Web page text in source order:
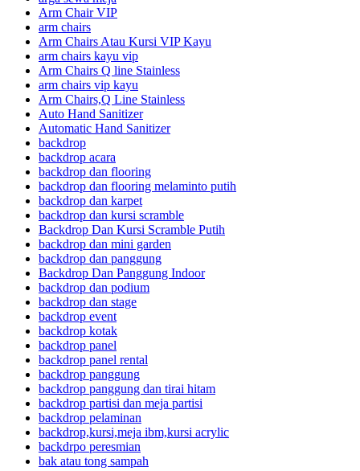
Arm Chair VIP
arm chairs
Arm Chairs Atau Kursi VIP Kayu
arm chairs kayu vip
Arm Chairs Q line Stainless
arm chairs vip kayu
Arm Chairs,Q Line Stainless
Auto Hand Sanitizer
Automatic Hand Sanitizer
backdrop
backdrop acara
backdrop dan flooring
backdrop dan flooring melaminto putih
backdrop dan karpet
backdrop dan kursi scramble
Backdrop Dan Kursi Scramble Putih
backdrop dan mini garden
backdrop dan panggung
Backdrop Dan Panggung Indoor
backdrop dan podium
backdrop dan stage
backdrop event
backdrop kotak
backdrop panel
backdrop panel rental
backdrop panggung
backdrop panggung dan tirai hitam
backdrop partisi dan meja partisi
backdrop pelaminan
backdrop,kursi,meja ibm,kursi acrylic
backdrpo peresmian
bak atau tong sampah